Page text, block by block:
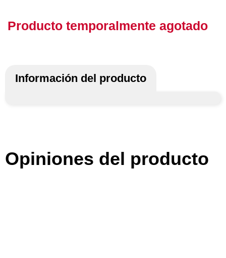
Producto temporalmente agotado
Información del producto
Opiniones del producto